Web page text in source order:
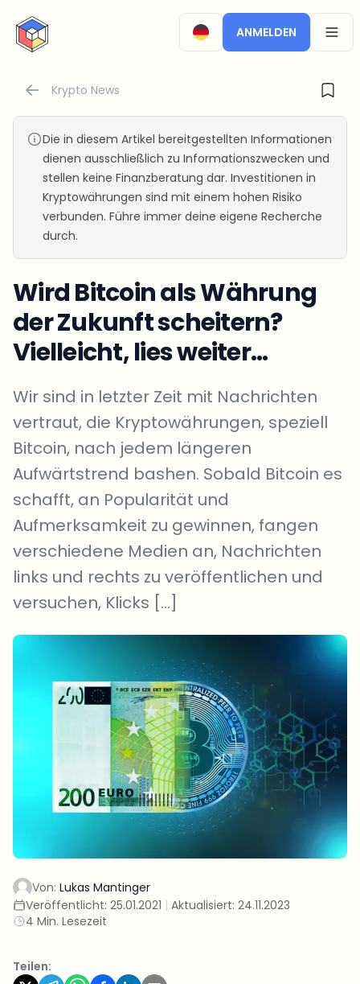
CryptoTicker
ANMELDEN
Krypto News
Die in diesem Artikel bereitgestellten Informationen
dienen ausschließlich zu Informationszwecken und
stellen keine Finanzberatung dar. Investitionen in
Kryptowährungen sind mit einem hohen Risiko
verbunden. Führe immer deine eigene Recherche
durch.
Wird Bitcoin als Währung
der Zukunft scheitern?
Vielleicht, lies weiter…
Wir sind in letzter Zeit mit Nachrichten
vertraut, die Kryptowährungen, speziell
Bitcoin, nach jedem längeren
Aufwärtstrend bashen. Sobald Bitcoin es
schafft, an Popularität und
Aufmerksamkeit zu gewinnen, fangen
verschiedene Medien an, Nachrichten
links und rechts zu veröffentlichen und
versuchen, Klicks […]
Von: Lukas Mantinger
Veröffentlicht: 25.01.2021 | Aktualisiert: 24.11.2023
4 Min. Lesezeit
Teilen: